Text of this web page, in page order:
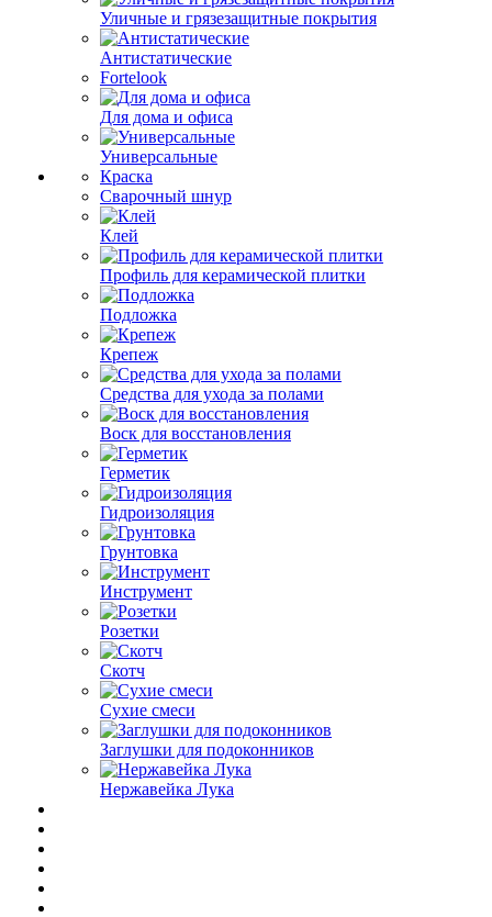
Уличные и грязезащитные покрытия
Антистатические
Fortelook
Для дома и офиса
Универсальные
Краска
Сварочный шнур
Клей
Профиль для керамической плитки
Подложка
Крепеж
Средства для ухода за полами
Воск для восстановления
Герметик
Гидроизоляция
Грунтовка
Инструмент
Розетки
Скотч
Сухие смеси
Заглушки для подоконников
Нержавейка Лука